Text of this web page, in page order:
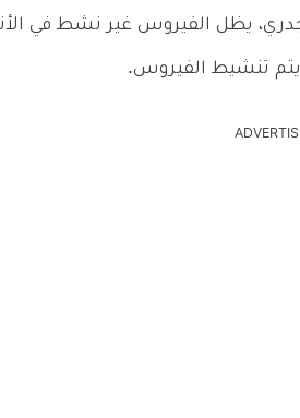
يظل الفيروس غير نشط في
تنشيط الفيروس.